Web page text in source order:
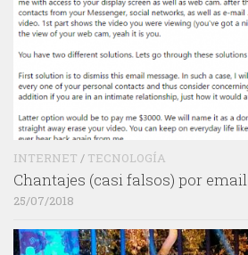
INTERNET / TECNOLOGÍA
Chantajes (casi falsos) por email
25/07/2018